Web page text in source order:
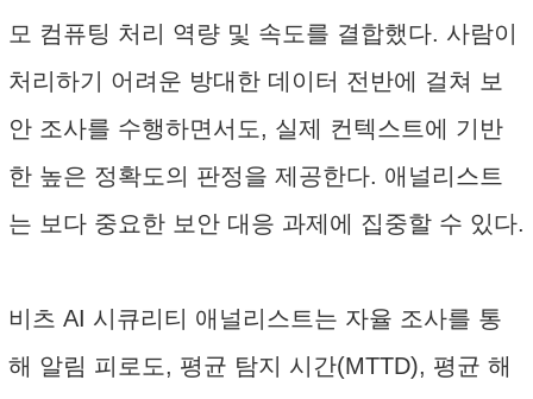
모 컴퓨팅 처리 역량 및 속도를 결합했다. 사람이
처리하기 어려운 방대한 데이터 전반에 걸쳐 보
안 조사를 수행하면서도, 실제 컨텍스트에 기반
한 높은 정확도의 판정을 제공한다. 애널리스트
는 보다 중요한 보안 대응 과제에 집중할 수 있다.
비츠 AI 시큐리티 애널리스트는 자율 조사를 통
해 알림 피로도, 평균 탐지 시간(MTTD), 평균 해